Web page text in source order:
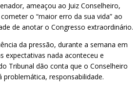
ameaçou ao Juiz Conselheiro,
o “maior erro da sua vida” ao
de anotar o Congresso extraordinário.
da pressão, durante a semana em
expectativas nada aconteceu e
Tribunal dão conta que o Conselheiro
responsabilidade.